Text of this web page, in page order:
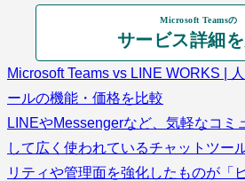
Microsoft Teamsの
サービス詳細
Microsoft Teams vs LINE WORKS |
ールの機能・価格を比較
LINEやMessengerなど、気軽なコミ
して広く使われているチャットツー
リティや管理面を強化したものが「